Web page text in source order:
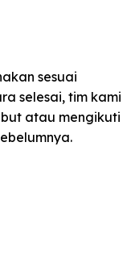
sesuai
selesai, tim kami
atau mengikuti